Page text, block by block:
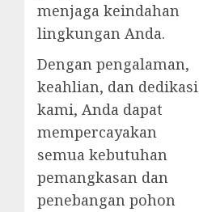
menjaga keindahan
lingkungan Anda.
Dengan pengalaman,
keahlian, dan dedikasi
kami, Anda dapat
mempercayakan
semua kebutuhan
pemangkasan dan
penebangan pohon